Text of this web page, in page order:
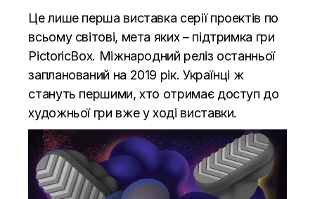
Це лише перша виставка серії проектів по
всьому світові, мета яких – підтримка гри
PictoricBox. Міжнародний реліз останньої
запланований на 2019 рік. Українці ж
стануть першими, хто отримає доступ до
художньої гри вже у ході виставки.